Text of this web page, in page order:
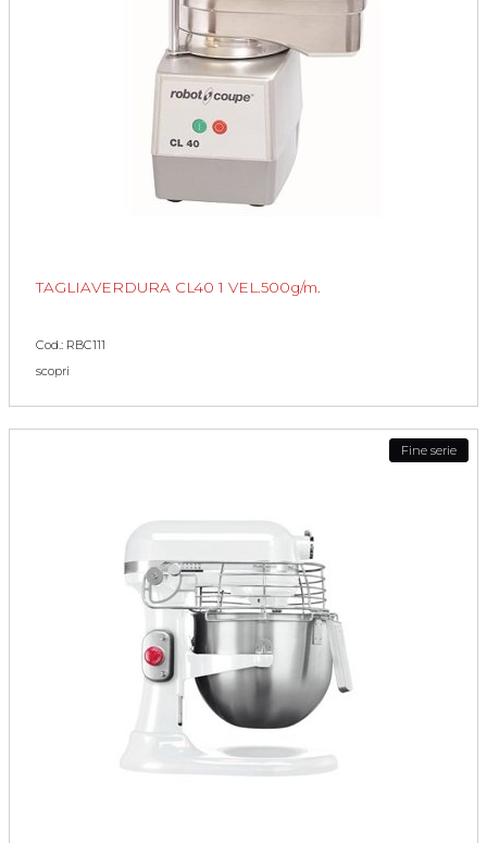
TAGLIAVERDURA CL40 1 VEL.500g/m.
Cod.: RBC111
scopri
Fine serie